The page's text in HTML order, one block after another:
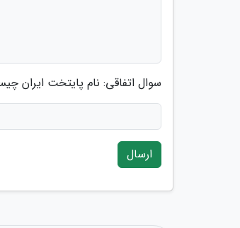
سوال اتفاقی: نام پایتخت ایران
ارسال